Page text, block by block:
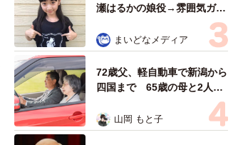
瀬はるかの娘役→雰囲気ガラ
リの18歳に成長 「メイクで
雰囲気が」「宝塚に入れそ
う」
まいどなメディア
72歳父、軽自動車で新潟から
四国まで 65歳の母と2人で
3泊4日の旅 パーキングの休
憩まで分刻み… 「大学生で
も組まねえよ！」
山岡 もと子